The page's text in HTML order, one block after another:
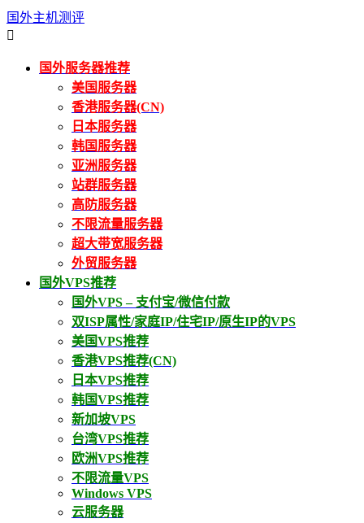
国外主机测评

国外服务器推荐
美国服务器
香港服务器(CN)
日本服务器
韩国服务器
亚洲服务器
站群服务器
高防服务器
不限流量服务器
超大带宽服务器
外贸服务器
国外VPS推荐
国外VPS – 支付宝/微信付款
双ISP属性/家庭IP/住宅IP/原生IP的VPS
美国VPS推荐
香港VPS推荐(CN)
日本VPS推荐
韩国VPS推荐
新加坡VPS
台湾VPS推荐
欧洲VPS推荐
不限流量VPS
Windows VPS
云服务器